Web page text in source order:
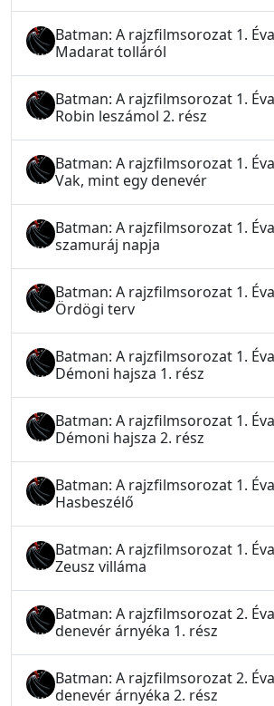
Batman: A rajzfilmsorozat 1.
Madarat tolláról
Batman: A rajzfilmsorozat 1.
Robin leszámol 2. rész
Batman: A rajzfilmsorozat 1.
Vak, mint egy denevér
Batman: A rajzfilmsorozat 1.
szamuráj napja
Batman: A rajzfilmsorozat 1.
Ördögi terv
Batman: A rajzfilmsorozat 1.
Démoni hajsza 1. rész
Batman: A rajzfilmsorozat 1.
Démoni hajsza 2. rész
Batman: A rajzfilmsorozat 1.
Hasbeszélő
Batman: A rajzfilmsorozat 1.
Zeusz villáma
Batman: A rajzfilmsorozat 2.
denevér árnyéka 1. rész
Batman: A rajzfilmsorozat 2.
denevér árnyéka 2. rész